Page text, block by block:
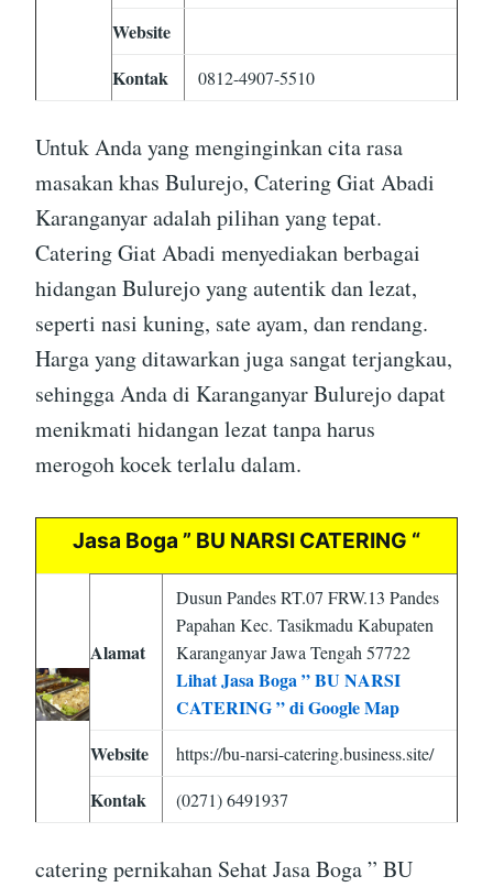
Website
Kontak
0812-4907-5510
Untuk Anda yang menginginkan cita rasa
masakan khas Bulurejo, Catering Giat Abadi
Karanganyar adalah pilihan yang tepat.
Catering Giat Abadi menyediakan berbagai
hidangan Bulurejo yang autentik dan lezat,
seperti nasi kuning, sate ayam, dan rendang.
Harga yang ditawarkan juga sangat terjangkau,
sehingga Anda di Karanganyar Bulurejo dapat
menikmati hidangan lezat tanpa harus
merogoh kocek terlalu dalam.
Jasa Boga ” BU NARSI CATERING “
Alamat
Dusun Pandes RT.07 FRW.13 Pandes
Papahan Kec. Tasikmadu Kabupaten
Karanganyar Jawa Tengah 57722
Lihat Jasa Boga ” BU NARSI
CATERING ” di Google Map
Website
https://bu-narsi-catering.business.site/
Kontak (0271) 6491937
catering pernikahan Sehat Jasa Boga ” BU